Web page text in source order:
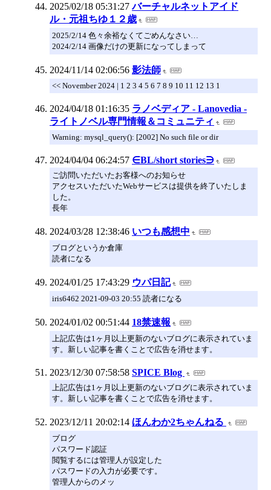
2025/02/18 05:31:27 バーチャルネットアイド
ル・元祖ちゆ１２歳
2025/2/14 色々余裕なくてごめんなさい…
2024/2/14 画像だけの更新になってしまって
2024/11/14 02:06:56 影法師
<< November 2024 | 1 2 3 4 5 6 7 8 9 10 11 12 13 1
2024/04/18 01:16:35 ラノベディア - Lanovedia -
ライトノベル専門情報＆コミュニティ
Warning: mysql_query(): [2002] No such file or dir
2024/04/04 06:24:57 ∈BL/short stories∋
ご訪問いただいたお客様へのお知らせ
アクセスいただいたWebサービスは提供を終了いたしま
した。
長年
2024/03/28 12:38:46 いつも感想中
ブログというか倉庫
読者になる
2024/01/25 17:43:29 ウパ日記
iris6462 2021-09-03 20:55 読者になる
2024/01/02 00:51:44 18禁速報
上記広告は1ヶ月以上更新のないブログに表示されていま
す。新しい記事を書くことで広告を消せます。
2023/12/30 07:58:58 SPICE Blog
上記広告は1ヶ月以上更新のないブログに表示されていま
す。新しい記事を書くことで広告を消せます。
2023/12/11 20:02:14 ほんわか2ちゃんねる
ブログ
パスワード認証
閲覧するには管理人が設定した
パスワードの入力が必要です。
管理人からのメッ